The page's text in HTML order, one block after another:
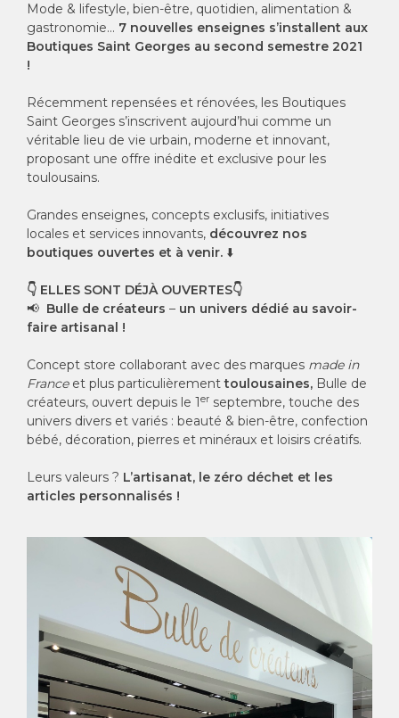
Mode & lifestyle, bien-être, quotidien, alimentation &
gastronomie… 7 nouvelles enseignes s’installent aux
Boutiques Saint Georges au second semestre 2021
!
Récemment repensées et rénovées, les Boutiques
Saint Georges s’inscrivent aujourd’hui comme un
véritable lieu de vie urbain, moderne et innovant,
proposant une offre inédite et exclusive pour les
toulousains.
Grandes enseignes, concepts exclusifs, initiatives
locales et services innovants, découvrez nos
boutiques ouvertes et à venir. ⬇️
👇 ELLES SONT DÉJÀ OUVERTES👇
📢 Bulle de créateurs – un univers dédié au savoir-
faire artisanal !
Concept store collaborant avec des marques made in
Franceet plus particulièrementtoulousaines, Bulle de
créateurs, ouvert depuis le 1 er septembre, touche des
univers divers et variés : beauté & bien-être, confection
bébé, décoration, pierres et minéraux et loisirs créatifs.
Leurs valeurs ? L’artisanat, le zéro déchet et les
articles personnalisés !